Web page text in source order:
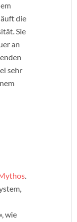
die
Sie
an
sehr
.
wie